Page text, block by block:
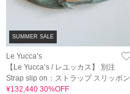
SUMMER SALE
Le Yucca’s
【Le Yucca’s / レユッカス】 別注
Strap slip on：ストラップ スリッポン
¥132,440 30%OFF